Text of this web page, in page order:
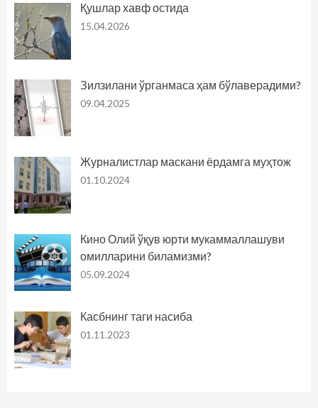
Қушлар хавф остида
15.04.2026
Зилзилани ўрганмаса ҳам бўлаверадими?
09.04.2025
Журналистлар маскани ёрдамга муҳтож
01.10.2024
Кино Олий ўқув юрти мукаммаллашуви
омилларини биламизми?
05.09.2024
Касбнинг таги насиба
01.11.2023